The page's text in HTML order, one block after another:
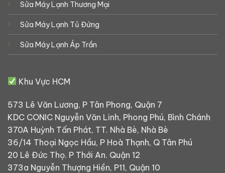
Sửa Máy Lạnh Thương Mại
Sửa Máy Lạnh Tủ Đứng
Sửa Máy Lạnh Áp Trần
Khu Vực HCM
573 Lê Văn Lương, P Tân Phong, Quận 7
KDC CONIC Nguyễn Văn Linh, Phong Phú, Bình Chánh
370A Huỳnh Tấn Phát, TT. Nhà Bè, Nhà Bè
36/14 Thoại Ngọc Hầu, P Hoà Thạnh, Q Tân Phú
20 Lê Đức Thọ. P Thới An. Quận 12
373a Nguyễn Thượng Hiền, P11, Quận 10